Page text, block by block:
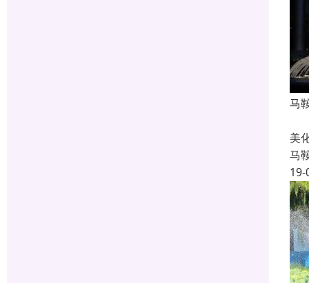
马
美
马
19-